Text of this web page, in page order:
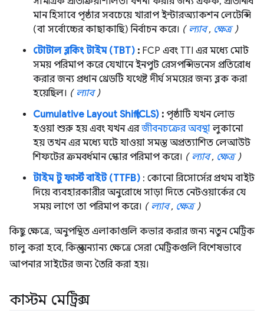
মান হিসাবে পৃষ্ঠার সবচেয়ে খারাপ ইন্টারঅ্যাকশন লেটেন্সি
(বা সর্বোচ্চের কাছাকাছি) নির্বাচন করে। ( ল্যাব, ক্ষেত্র)
টোটাল ব্লকিং টাইম (TBT) : FCP এবং TTI এর মধ্যে মোট
সময় পরিমাপ করে যেখানে ইনপুট রেসপন্সিভনেস প্রতিরোধ
করার জন্য প্রধান থ্রেডটি যথেষ্ট দীর্ঘ সময়ের জন্য ব্লক করা
হয়েছিল। ( ল্যাব)
Cumulative Layout Shift (CLS) : পৃষ্ঠাটি যখন লোড
হওয়া শুরু হয় এবং যখন এরজীবনচক্রের অবস্থালুকানো
হয় তখন এর মধ্যে ঘটে যাওয়া সমস্ত অপ্রত্যাশিত লেআউট
শিফটের ক্রমবর্ধমান স্কোর পরিমাপ করে। ( ল্যাব, ক্ষেত্র)
টাইম টু ফার্স্ট বাইট (TTFB) : কোনো রিসোর্সের প্রথম বাইট
দিয়ে ব্যবহারকারীর অনুরোধে সাড়া দিতে নেটওয়ার্কের যে
সময় লাগে তা পরিমাপ করে। ( ল্যাব, ক্ষেত্র)
কিছু ক্ষেত্রে, অনুপস্থিত এলাকাগুলি কভার করার জন্য নতুন মেট্রিক
চালু করা হবে, কিন্তু অন্যান্য ক্ষেত্রে সেরা মেট্রিকগুলি বিশেষভাবে
আপনার সাইটের জন্য তৈরি করা হয়।
কাস্টম মেট্রিক্স